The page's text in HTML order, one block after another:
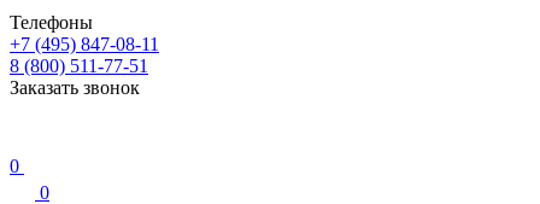
Телефоны
+7 (495) 847-08-11
8 (800) 511-77-51
Заказать звонок
0
0